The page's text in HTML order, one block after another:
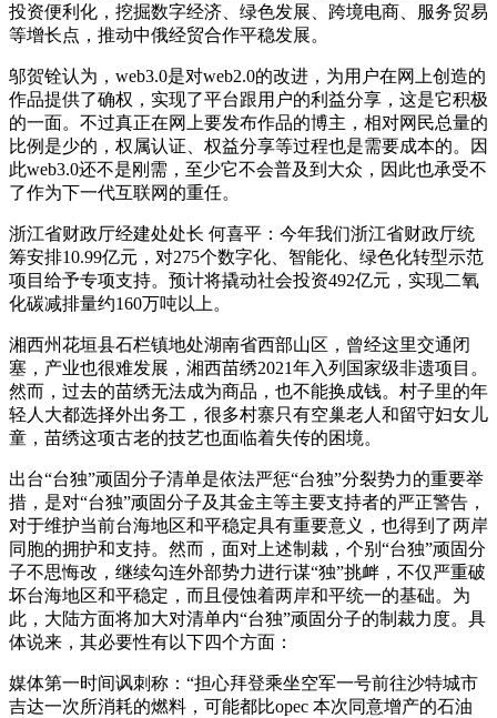
投资便利化，挖掘数字经济、绿色发展、跨境电商、服务贸易
等增长点，推动中俄经贸合作平稳发展。
邬贺铨认为，web3.0是对web2.0的改进，为用户在网上创造的
作品提供了确权，实现了平台跟用户的利益分享，这是它积极
的一面。不过真正在网上要发布作品的博主，相对网民总量的
比例是少的，权属认证、权益分享等过程也是需要成本的。因
此web3.0还不是刚需，至少它不会普及到大众，因此也承受不
了作为下一代互联网的重任。
浙江省财政厅经建处处长 何喜平：今年我们浙江省财政厅统
筹安排10.99亿元，对275个数字化、智能化、绿色化转型示范
项目给予专项支持。预计将撬动社会投资492亿元，实现二氧
化碳减排量约160万吨以上。
湘西州花垣县石栏镇地处湖南省西部山区，曾经这里交通闭
塞，产业也很难发展，湘西苗绣2021年入列国家级非遗项目。
然而，过去的苗绣无法成为商品，也不能换成钱。村子里的年
轻人大都选择外出务工，很多村寨只有空巢老人和留守妇女儿
童，苗绣这项古老的技艺也面临着失传的困境。
出台“台独”顽固分子清单是依法严惩“台独”分裂势力的重要举
措，是对“台独”顽固分子及其金主等主要支持者的严正警告，
对于维护当前台海地区和平稳定具有重要意义，也得到了两岸
同胞的拥护和支持。然而，面对上述制裁，个别“台独”顽固分
子不思悔改，继续勾连外部势力进行谋“独”挑衅，不仅严重破
坏台海地区和平稳定，而且侵蚀着两岸和平统一的基础。为
此，大陆方面将加大对清单内“台独”顽固分子的制裁力度。具
体说来，其必要性有以下四个方面：
媒体第一时间讽刺称：“担心拜登乘坐空军一号前往沙特城市
吉达一次所消耗的燃料，可能都比opec 本次同意增产的石油